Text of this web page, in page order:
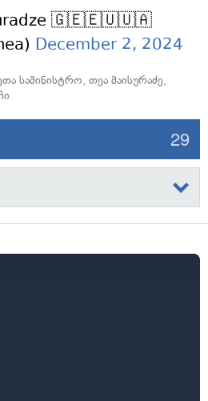
🇬🇪🇪🇺🇺🇦
December 2, 2024
სამინისტრო, თეა მაისურაძე,
29